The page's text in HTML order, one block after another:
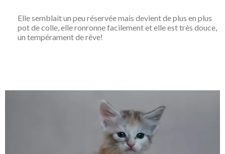
Elle semblait un peu réservée mais devient de plus en plus
pot de colle, elle ronronne facilement et elle est très douce,
un tempérament de rêve!